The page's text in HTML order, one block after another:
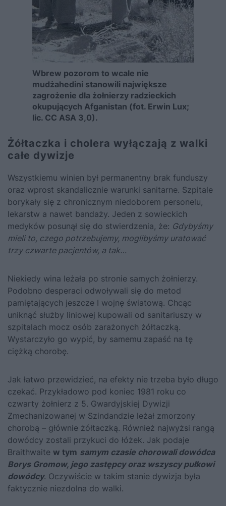
Wbrew pozorom to wcale nie
mudżahedini stanowili największe
zagrożenie dla żołnierzy radzieckich
okupujących Afganistan (fot. Erwin Lux;
lic. CC ASA 3,0).
Żółtaczka i cholera wyłączają z walki
całe dywizje
Wszystkiemu winien był permanentny brak funduszy
oraz wprost skandalicznie warunki sanitarne. Szpitale
borykały się z chronicznym niedoborem personelu,
lekarstw a nawet bandaży. Jeden z sowieckich
medyków posunął się do stwierdzenia, że: Gdybyśmy
mieli to, czego potrzebujemy, moglibyśmy uratować
trzy czwarte pacjentów, a tak…
Niekiedy wina leżała po stronie samych żołnierzy.
Podobno desperaci odwoływali się do metod
pamiętających jeszcze I wojnę światową. Chcąc
uniknąć służby liniowej kupowali od sanitariuszy w
szpitalach mocz osób zarażonych żółtaczką.
Wystarczyło go wypić, by samemu zapaść na tę
ciężką chorobę.
Jak łatwo przewidzieć, na efekty nie trzeba było długo
czekać. Przykładowo pod koniec 1981 roku co
czwarty żołnierz z 5. Gwardyjskiej Dywizji
Zmechanizowanej w Szindandzie leżał zmorzony
chorobą – głównie żółtaczką. Również najwyżsi rangą
dowódcy zostali przykuci do łóżek. Jak podaje
Braithwaite w tym samym czasie chorowali dowódca
Borys Gromow, jego zastępcy oraz wszyscy pułkowi
dowódcy. Oczywiście w takim stanie dywizja była
faktycznie niezdolna do walki.